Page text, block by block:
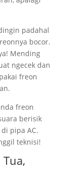
padahal
bocor.
Mending
ngecek dan
freon
freon
berisik
pipa AC.
teknisi!